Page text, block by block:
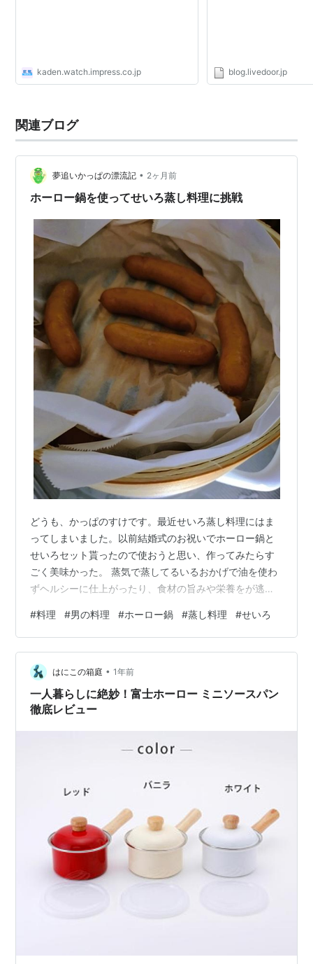
kaden.watch.impress.co.jp blog.livedoor.jp
関連ブログ
夢追いかっぱの漂流記 • 2ヶ月前
ホーロー鍋を使ってせいろ蒸し料理に挑戦
どうも、かっぱのすけです。最近せいろ蒸し料理にはま
ってしまいました。以前結婚式のお祝いでホーロー鍋と
せいろセット貰ったので使おうと思い、作ってみたらす
ごく美味かった。 蒸気で蒸してるいるおかげで油を使わ
ずヘルシーに仕上がったり、食材の旨みや栄養をが逃げ
分調節でパサつかず、ふっくらとした食感を実現しま
す。火にかけたら放置できるため、忙しい時でも手軽に
本格的な味が楽しめました。 特にササミとかパサパサ感
が苦手だったので使っていて最高でした。他にも色々食
べ物で試してみたいです。実際に作った食べ物です。画
像が見にくくて申し訳ありません。もっと上手そうに…
#料理 #男の料理 #ホーロー鍋 #蒸し料理 #せいろ
はにこの箱庭 • 1年前
一人暮らしに絶妙！富士ホーロー ミニソースパン
徹底レビュー